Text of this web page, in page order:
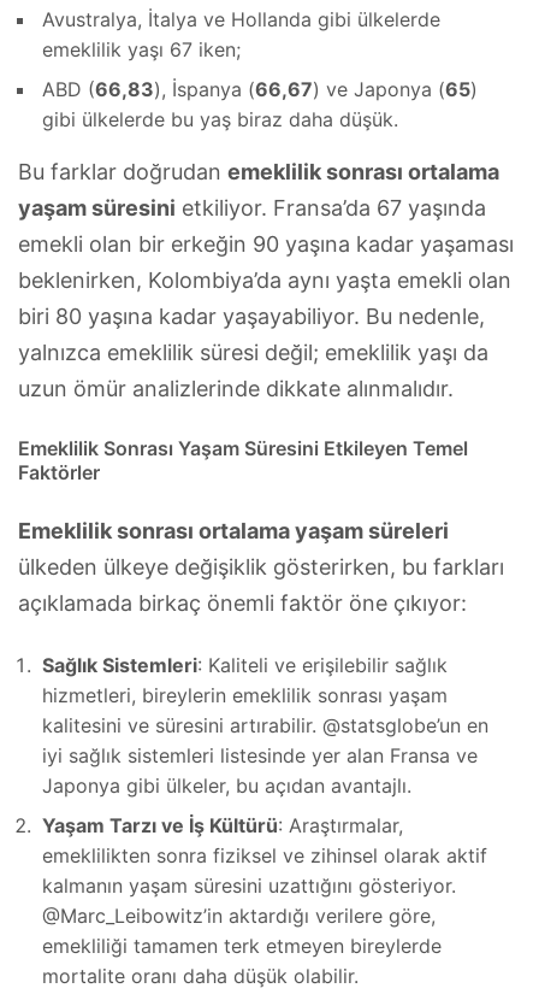
Avustralya, İtalya ve Hollanda gibi ülkelerde
emeklilik yaşı 67 iken;
ABD (66,83), İspanya (66,67) ve Japonya (65)
gibi ülkelerde bu yaş biraz daha düşük.
Bu farklar doğrudan emeklilik sonrası ortalama
yaşam süresini etkiliyor. Fransa’da 67 yaşında
emekli olan bir erkeğin 90 yaşına kadar yaşaması
beklenirken, Kolombiya’da aynı yaşta emekli olan
biri 80 yaşına kadar yaşayabiliyor. Bu nedenle,
yalnızca emeklilik süresi değil; emeklilik yaşı da
uzun ömür analizlerinde dikkate alınmalıdır.
Emeklilik Sonrası Yaşam Süresini Etkileyen Temel
Faktörler
Emeklilik sonrası ortalama yaşam süreleri
ülkeden ülkeye değişiklik gösterirken, bu farkları
açıklamada birkaç önemli faktör öne çıkıyor:
Sağlık Sistemleri: Kaliteli ve erişilebilir sağlık
hizmetleri, bireylerin emeklilik sonrası yaşam
kalitesini ve süresini artırabilir. @statsglobe’un en
iyi sağlık sistemleri listesinde yer alan Fransa ve
Japonya gibi ülkeler, bu açıdan avantajlı.
Yaşam Tarzı ve İş Kültürü: Araştırmalar,
emeklilikten sonra fiziksel ve zihinsel olarak aktif
kalmanın yaşam süresini uzattığını gösteriyor.
@Marc_Leibowitz’in aktardığı verilere göre,
emekliliği tamamen terk etmeyen bireylerde
mortalite oranı daha düşük olabilir.